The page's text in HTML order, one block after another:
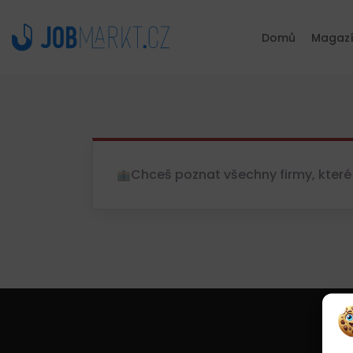
Domů
Chceš poznat všechny firmy,